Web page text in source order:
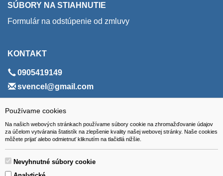
Používame cookies
Na našich webových stránkach používame súbory cookie na zhromažďovanie údajov
za účelom vytvárania štatistík na zlepšenie kvality našej webovej stránky. Naše cookies
môžete prijať alebo odmietnuť kliknutím na tlačidlá nižšie.
Nevyhnutné súbory cookie
SÚBORY NA STIAHNUTIE
Formulár na odstúpenie od zmluvy
KONTAKT
0905419149
svencel@gmail.com
ADRESA
VEST - tech s.r.o.
Hviezdoslavova 280/6, 965 01 Žiar nad Hronom
Slovakia (Slovak Republic)